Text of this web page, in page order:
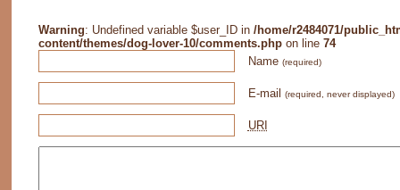
Warning: Undefined variable $user_ID in /home/r2484071/
content/themes/dog-lover-10/comments.phpon line 74
Name (required)
E-mail (required, never displayed)
URI